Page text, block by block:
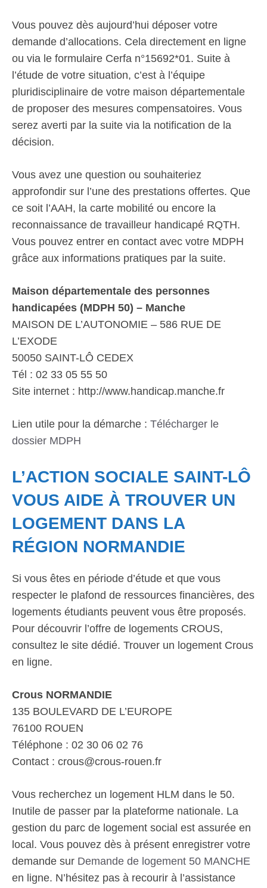
Vous pouvez dès aujourd’hui déposer votre
demande d’allocations. Cela directement en ligne
ou via le formulaire Cerfa n°15692*01. Suite à
l’étude de votre situation, c’est à l’équipe
pluridisciplinaire de votre maison départementale
de proposer des mesures compensatoires. Vous
serez averti par la suite via la notification de la
décision.
Vous avez une question ou souhaiteriez
approfondir sur l’une des prestations offertes. Que
ce soit l’AAH, la carte mobilité ou encore la
reconnaissance de travailleur handicapé RQTH.
Vous pouvez entrer en contact avec votre MDPH
grâce aux informations pratiques par la suite.
Maison départementale des personnes
handicapées (MDPH 50) – Manche
MAISON DE L’AUTONOMIE – 586 RUE DE
L’EXODE
50050 SAINT-LÔ CEDEX
Tél : 02 33 05 55 50
Site internet : http://www.handicap.manche.fr
Lien utile pour la démarche : Télécharger le
dossier MDPH
L’ACTION SOCIALE SAINT-LÔ
VOUS AIDE À TROUVER UN
LOGEMENT DANS LA
RÉGION NORMANDIE
Si vous êtes en période d’étude et que vous
respecter le plafond de ressources financières, des
logements étudiants peuvent vous être proposés.
Pour découvrir l’offre de logements CROUS,
consultez le site dédié. Trouver un logement Crous
en ligne.
Crous NORMANDIE
135 BOULEVARD DE L’EUROPE
76100 ROUEN
Téléphone : 02 30 06 02 76
Contact : crous@crous-rouen.fr
Vous recherchez un logement HLM dans le 50.
Inutile de passer par la plateforme nationale. La
gestion du parc de logement social est assurée en
local. Vous pouvez dès à présent enregistrer votre
demande sur Demande de logement 50 MANCHE
en ligne. N’hésitez pas à recourir à l’assistance